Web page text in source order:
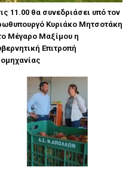
11.00 θα συνεδριάσει υπό τον
Κυριάκο Μητσοτάκη
Μέγαρο Μαξίμου η
Επιτροπή